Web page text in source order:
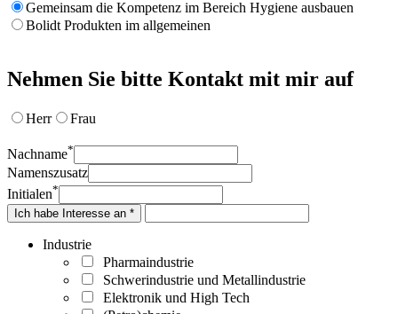
Gemeinsam die Kompetenz im Bereich Hygiene ausbauen
Bolidt Produkten im allgemeinen
Nehmen Sie bitte Kontakt mit mir auf
Herr Frau
Nachname*
Namenszusatz
Initialen*
Ich habe Interesse an *
Industrie
Pharmaindustrie
Schwerindustrie und Metallindustrie
Elektronik und High Tech